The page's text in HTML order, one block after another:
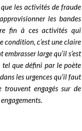
les activités de fraude
les bandes
fin à ces activités qui
condition, c’est une claire
large qu’il s’est
que défini par le poète
les urgences qu’il faut
engagés sur de